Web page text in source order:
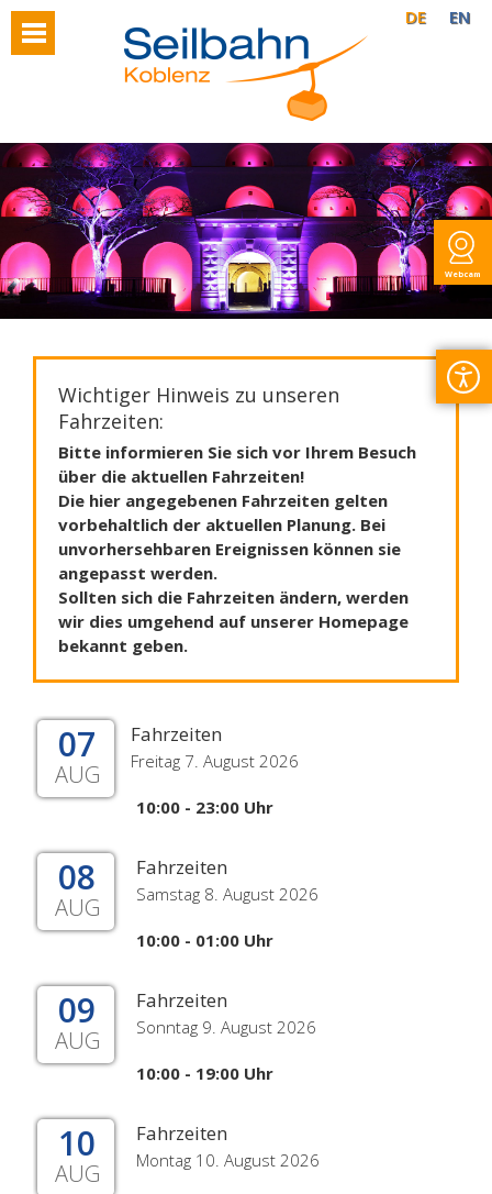
Webcam
DE EN
Wichtiger Hinweis zu unseren
Fahrzeiten:
Bitte informieren Sie sich vor Ihrem Besuch
über die aktuellen Fahrzeiten!
Die hier angegebenen Fahrzeiten gelten
vorbehaltlich der aktuellen Planung. Bei
unvorhersehbaren Ereignissen können sie
angepasst werden.
Sollten sich die Fahrzeiten ändern, werden
wir dies umgehend auf unserer Homepage
bekannt geben.
07
AUG
Fahrzeiten
Freitag 7. August 2026
10:00 - 23:00 Uhr
08
AUG
Fahrzeiten
Samstag 8. August 2026
10:00 - 01:00 Uhr
09
AUG
Fahrzeiten
Sonntag 9. August 2026
10:00 - 19:00 Uhr
10
AUG
Fahrzeiten
Montag 10. August 2026